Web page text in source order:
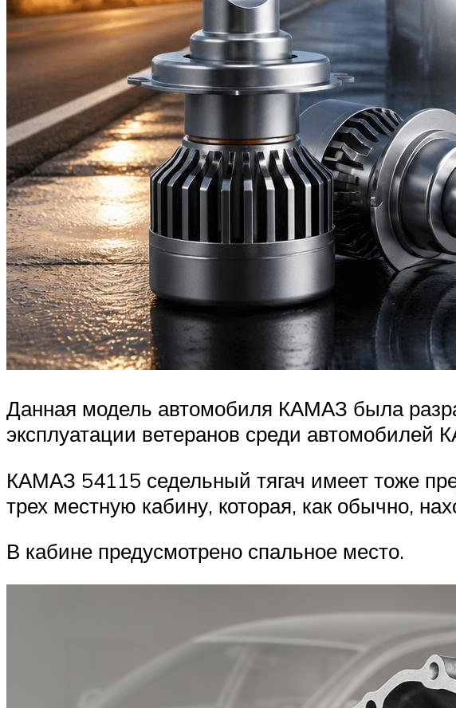
Данная модель автомобиля КАМАЗ была
эксплуатации ветеранов среди
КАМАЗ 54115 седельный тягач имеет тоже
трех местную кабину, которая, как обычно,
В кабине предусмотрено спальное место.